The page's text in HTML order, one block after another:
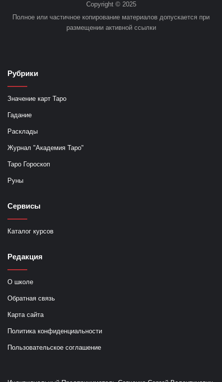
Copyright © 2025
Полное или частичное копирование материалов допускается при
размещении активной ссылки
Рубрики
Значение карт Таро
Гадание
Расклады
Журнал "Академия Таро"
Таро Гороскоп
Руны
Сервисы
Каталог курсов
Редакция
О школе
Обратная связь
Карта сайта
Политика конфиденциальности
Пользовательское соглашение